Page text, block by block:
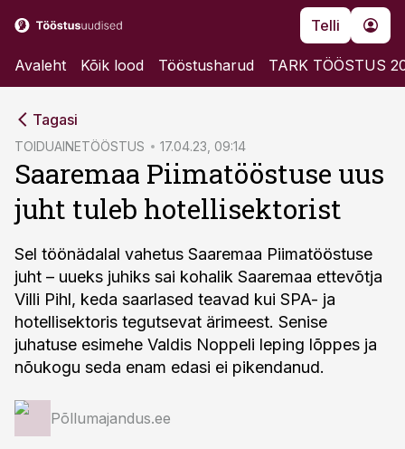
Telli
Avaleht Kõik lood Tööstusharud TARK TÖÖSTUS
Tagasi
TOIDUAINETÖÖSTUS 17.04.23, 09:14
Saaremaa Piimatööstuse uus
juht tuleb hotellisektorist
Sel töönädalal vahetus Saaremaa Piimatööstuse
juht – uueks juhiks sai kohalik Saaremaa ettevõtja
Villi Pihl, keda saarlased teavad kui SPA- ja
hotellisektoris tegutsevat ärimeest. Senise
juhatuse esimehe Valdis Noppeli leping lõppes ja
nõukogu seda enam edasi ei pikendanud.
Põllumajandus.ee